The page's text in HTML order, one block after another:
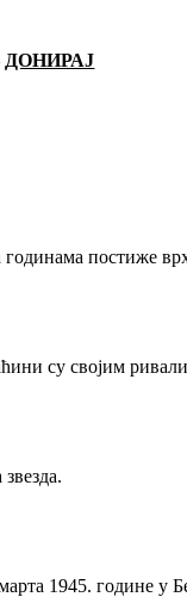
ДОНИРАЈ
постиже
су својим
1945. године